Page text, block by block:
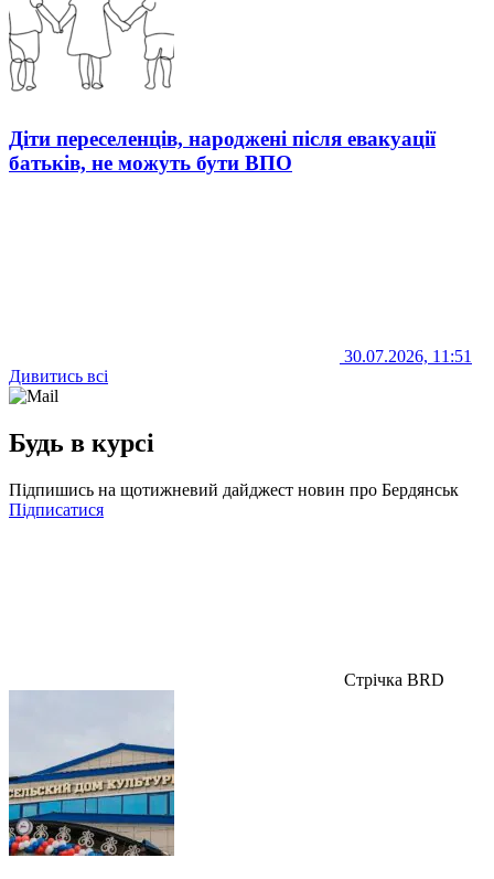
Діти переселенців, народжені після евакуації
батьків, не можуть бути ВПО
30.07.2026, 11:51
Дивитись всі
Будь в курсі
Підпишись на щотижневий дайджест новин про Бердянськ
Підписатися
Стрічка BRD